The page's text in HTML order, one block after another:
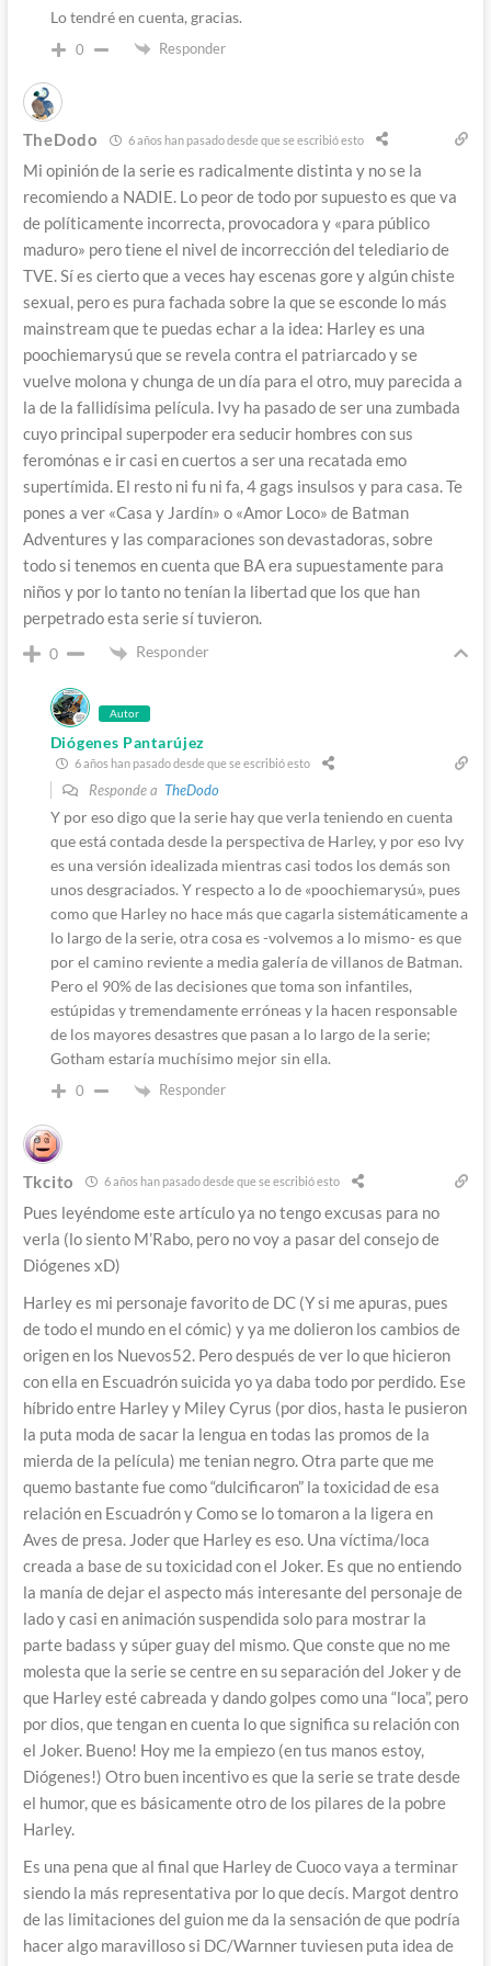
Lo tendré en cuenta, gracias.
0 Responder
TheDodo 6 años han pasado desde que se escribió esto
Mi opinión de la serie es radicalmente distinta y no se la
recomiendo a NADIE. Lo peor de todo por supuesto es que va
de políticamente incorrecta, provocadora y «para público
maduro» pero tiene el nivel de incorrección del telediario de
TVE. Sí es cierto que a veces hay escenas gore y algún chiste
sexual, pero es pura fachada sobre la que se esconde lo más
mainstream que te puedas echar a la idea: Harley es una
poochiemarysú que se revela contra el patriarcado y se
vuelve molona y chunga de un día para el otro, muy parecida a
la de la fallidísima película. Ivy ha pasado de ser una zumbada
cuyo principal superpoder era seducir hombres con sus
feromónas e ir casi en cuertos a ser una recatada emo
supertímida. El resto ni fu ni fa, 4 gags insulsos y para casa. Te
pones a ver «Casa y Jardín» o «Amor Loco» de Batman
Adventures y las comparaciones son devastadoras, sobre
todo si tenemos en cuenta que BA era supuestamente para
niños y por lo tanto no tenían la libertad que los que han
perpetrado esta serie sí tuvieron.
0 Responder
Autor
Diógenes Pantarújez
6 años han pasado desde que se escribió esto
Responde a TheDodo
Y por eso digo que la serie hay que verla teniendo en cuenta
que está contada desde la perspectiva de Harley, y por eso Ivy
es una versión idealizada mientras casi todos los demás son
unos desgraciados. Y respecto a lo de «poochiemarysú», pues
como que Harley no hace más que cagarla sistemáticamente a
lo largo de la serie, otra cosa es -volvemos a lo mismo- es que
por el camino reviente a media galería de villanos de Batman.
Pero el 90% de las decisiones que toma son infantiles,
estúpidas y tremendamente erróneas y la hacen responsable
de los mayores desastres que pasan a lo largo de la serie;
Gotham estaría muchísimo mejor sin ella.
0 Responder
Tkcito 6 años han pasado desde que se escribió esto
Pues leyéndome este artículo ya no tengo excusas para no
verla (lo siento M’Rabo, pero no voy a pasar del consejo de
Diógenes xD)
Harley es mi personaje favorito de DC (Y si me apuras, pues
de todo el mundo en el cómic) y ya me dolieron los cambios de
origen en los Nuevos52. Pero después de ver lo que hicieron
con ella en Escuadrón suicida yo ya daba todo por perdido. Ese
híbrido entre Harley y Miley Cyrus (por dios, hasta le pusieron
la puta moda de sacar la lengua en todas las promos de la
mierda de la película) me tenian negro. Otra parte que me
quemo bastante fue como “dulcificaron” la toxicidad de esa
relación en Escuadrón y Como se lo tomaron a la ligera en
Aves de presa. Joder que Harley es eso. Una víctima/loca
creada a base de su toxicidad con el Joker. Es que no entiendo
la manía de dejar el aspecto más interesante del personaje de
lado y casi en animación suspendida solo para mostrar la
parte badass y súper guay del mismo. Que conste que no me
molesta que la serie se centre en su separación del Joker y de
que Harley esté cabreada y dando golpes como una “loca”, pero
por dios, que tengan en cuenta lo que significa su relación con
el Joker. Bueno! Hoy me la empiezo (en tus manos estoy,
Diógenes!) Otro buen incentivo es que la serie se trate desde
el humor, que es básicamente otro de los pilares de la pobre
Harley.
Es una pena que al final que Harley de Cuoco vaya a terminar
siendo la más representativa por lo que decís. Margot dentro
de las limitaciones del guion me da la sensación de que podría
hacer algo maravilloso si DC/Warnner tuviesen puta idea de